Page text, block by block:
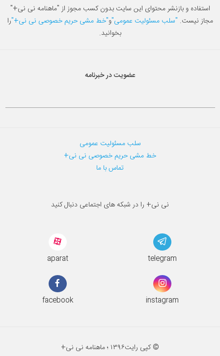
استفاده و بازنشر محتوای این سایت بدون کسب مجوز از "ماهنامه نی نی+"
مجاز نیست. "سلب مسئولیت عمومی"و"خط مشی حریم خصوصی نی نی+"را
بخوانید.
عضویت در خبرنامه
سلب مسئولیت عمومی
خط مشی حریم خصوصی نی نی+
تماس با ما
نی نی+ را در شبکه های اجتماعی دنبال کنید
aparat telegram
facebook instagram
© کپی رایت۱۳۹۶ ؛ ماهنامه نی نی+